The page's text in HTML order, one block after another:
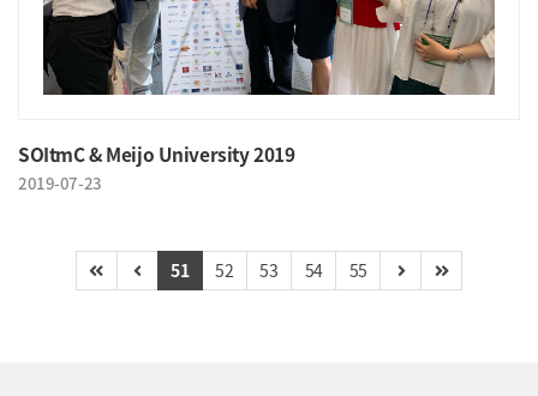
SOItmC & Meijo University 2019
2019-07-23
51 52 53 54 55